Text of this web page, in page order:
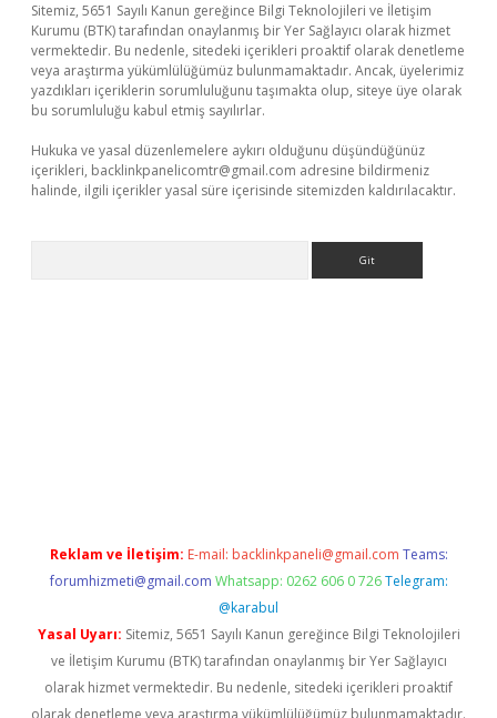
Sitemiz, 5651 Sayılı Kanun gereğince Bilgi Teknolojileri ve İletişim
Kurumu (BTK) tarafından onaylanmış bir Yer Sağlayıcı olarak hizmet
vermektedir. Bu nedenle, sitedeki içerikleri proaktif olarak denetleme
veya araştırma yükümlülüğümüz bulunmamaktadır. Ancak, üyelerimiz
yazdıkları içeriklerin sorumluluğunu taşımakta olup, siteye üye olarak
bu sorumluluğu kabul etmiş sayılırlar.
Hukuka ve yasal düzenlemelere aykırı olduğunu düşündüğünüz
içerikleri, backlinkpanelicomtr@gmail.com adresine bildirmeniz
halinde, ilgili içerikler yasal süre içerisinde sitemizden kaldırılacaktır.
Reklam ve İletişim: E-mail: backlinkpaneli@gmail.com Teams:
forumhizmeti@gmail.com Whatsapp: 0262 606 0 726 Telegram:
@karabul
Yasal Uyarı: Sitemiz, 5651 Sayılı Kanun gereğince Bilgi Teknolojileri
ve İletişim Kurumu (BTK) tarafından onaylanmış bir Yer Sağlayıcı
olarak hizmet vermektedir. Bu nedenle, sitedeki içerikleri proaktif
olarak denetleme veya araştırma yükümlülüğümüz bulunmamaktadır.